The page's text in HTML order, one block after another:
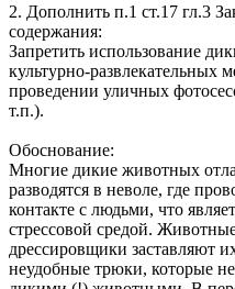
2. Дополнить п.1 ст.17 гл.3
содержания:
Запретить использование
культурно-развлекательных
проведении уличных
т.п.).
Обоснование:
Многие дикие животных
разводятся в неволе, где
контакте с людьми, что
стрессовой средой.
дрессировщики заставляют
неудобные трюки, которые